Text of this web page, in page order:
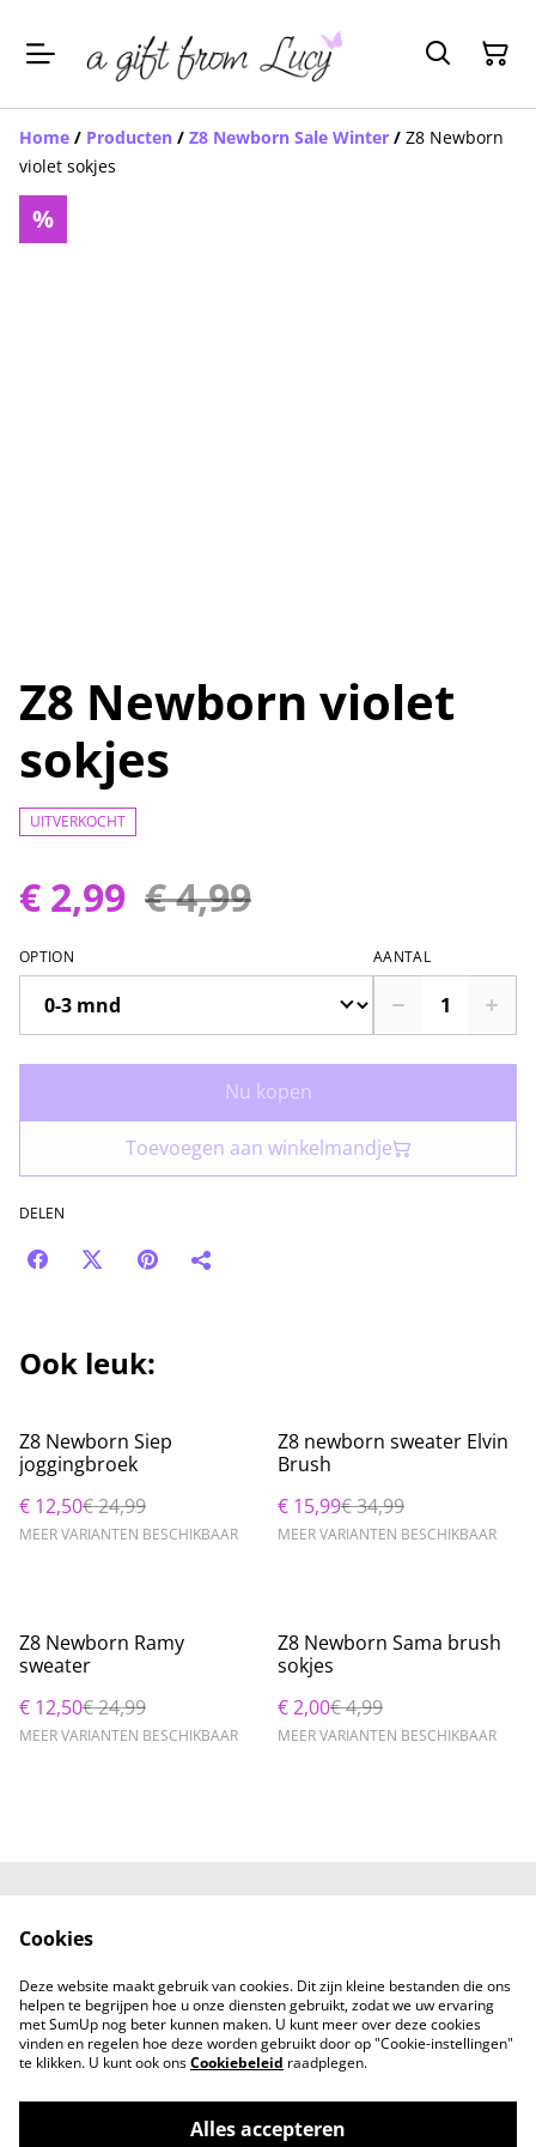
Home / Producten / Z8 Newborn Sale Winter / Z8 Newborn
violet sokjes
%
Z8 Newborn violet
sokjes
UITVERKOCHT
€ 2,99 € 4,99
OPTION AANTAL
Nu kopen
Toevoegen aan winkelmandje
DELEN
Ook leuk:
%
Z8 Newborn Siep
joggingbroek
€ 12,50€ 24,99
MEER VARIANTEN BESCHIKBAAR
%
Z8 newborn sweater Elvin
Brush
€ 15,99€ 34,99
MEER VARIANTEN BESCHIKBAAR
%
Z8 Newborn Ramy
sweater
€ 12,50€ 24,99
MEER VARIANTEN BESCHIKBAAR
%
Z8 Newborn Sama brush
sokjes
€ 2,00€ 4,99
MEER VARIANTEN BESCHIKBAAR
Neem contact met
Privacybeleid
Cookiebeleid
Cookies
Deze website maakt gebruik van cookies. Dit zijn kleine bestanden die ons
helpen te begrijpen hoe u onze diensten gebruikt, zodat we uw ervaring
met SumUp nog beter kunnen maken. U kunt meer over deze cookies
vinden en regelen hoe deze worden gebruikt door op "Cookie-instellingen"
te klikken. U kunt ook onsCookiebeleid raadplegen.
Alles accepteren